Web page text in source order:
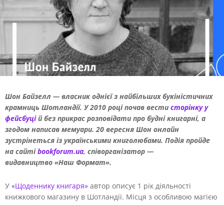
Шон Байзелл — власник однієї з найбільших букіністичних
крамниць Шотландії. У 2010 році почав вести сторінку у
фейсбуцій без прикрас розповідати про будні книгарні, а
згодом написав мемуари. 20 вересня Шон онлайн
зустрінеться із українськими книголюбами. Подія пройде
на сайтіbookforum.ua, співорганізатор —
видавництво «Наш Формат».
У «Щоденнику книгаря» автор описує 1 рік діяльності
книжкового магазину в Шотландії. Місця з особливою магією